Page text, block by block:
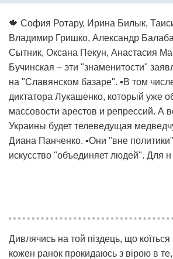
🍁 София Ротару, Ирина Билык,
Владимир Гришко, Александр
Сытник, Оксана Пекун, Анастасия
Бучинская – эти "знаменитости"
на "Славянском базаре". ▪️В том
диктатора Лукашенко, который уже
массовости арестов и репрессий. А
Украины будет телеведущая
Диана Панченко. ▪️Они "вне
искусство "объединяет людей". Для н
Дивлячись на той піздець, що коїться
кожен ранок прокидаюсь з вірою в